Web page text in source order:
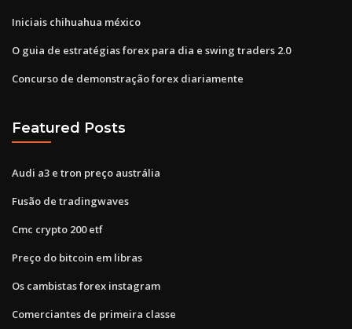
Iniciais chihuahua méxico
O guia de estratégias forex para dia e swing traders 2.0
Concurso de demonstração forex diariamente
Featured Posts
Audi a3 e tron ​​preço austrália
Fusão de tradingwaves
Cmc crypto 200 etf
Preço do bitcoin em libras
Os cambistas forex instagram
Comerciantes de primeira classe